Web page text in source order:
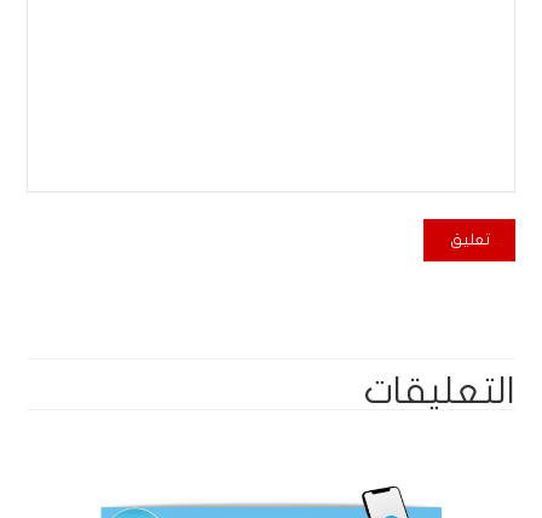
التعليقات